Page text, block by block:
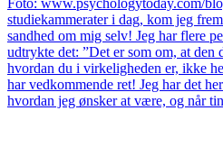
Foto: www.psychologytoday.com/
studiekammerater i dag, kom jeg
sandhed om mig selv! Jeg har flere
udtrykte det: ”Det er som om, at den
hvordan du i virkeligheden er, ikke
har vedkommende ret! Jeg har det
hvordan jeg ønsker at være, og når